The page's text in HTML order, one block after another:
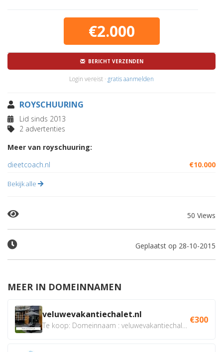
€2.000
BERICHT VERZENDEN
Login vereist · gratis aanmelden
ROYSCHUURING
Lid sinds 2013
2 advertenties
Meer van royschuuring:
dieetcoach.nl
€10.000
Bekijk alle
50 Views
Geplaatst op 28-10-2015
MEER IN DOMEINNAMEN
veluwevakantiechalet.nl €300